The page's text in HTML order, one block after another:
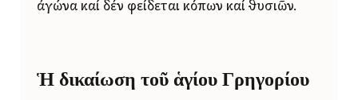
ἀγώνα καί δέν φείδεται κόπων καί θυσιῶν.
Ἡ δικαίωση τοῦ ἁγίου Γρηγορίου